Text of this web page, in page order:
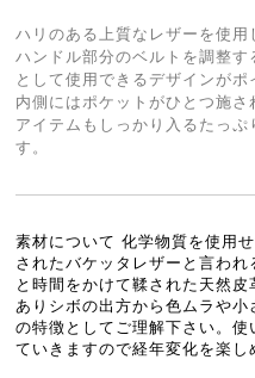
ハリのある上質なレザーを使用
ハンドル部分のベルトを調整
として使用できるデザインがポ
内側にはポケットがひとつ施
アイテムもしっかり入るたっ
す。
素材について 化学物質を使用
されたバケッタレザーと言わ
と時間をかけて鞣された天然
ありシボの出方から色ムラや
の特徴としてご理解下さい。
ていきますので経年変化を楽し